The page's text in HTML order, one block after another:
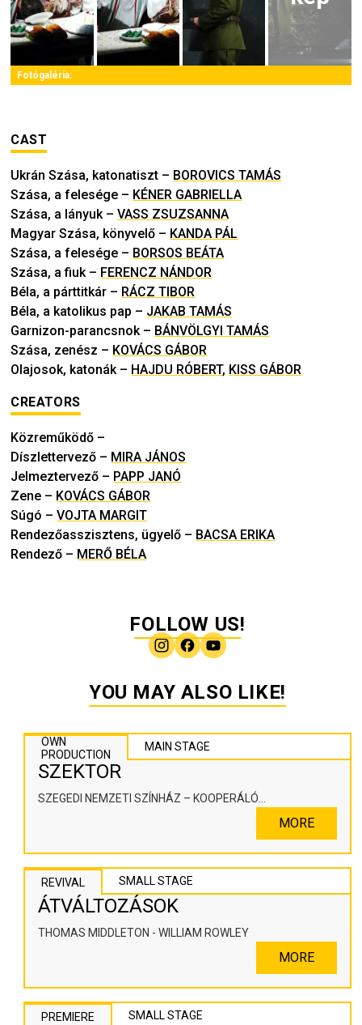
Fotógaléria:
CAST
Ukrán Szása, katonatiszt – BOROVICS TAMÁS
Szása, a felesége – KÉNER GABRIELLA
Szása, a lányuk –VASS ZSUZSANNA
Magyar Szása, könyvelő – KANDA PÁL
Szása, a felesége – BORSOS BEÁTA
Szása, a fiuk – FERENCZ NÁNDOR
Béla, a párttitkár – RÁCZ TIBOR
Béla, a katolikus pap – JAKAB TAMÁS
Garnizon-parancsnok– BÁNVÖLGYI TAMÁS
Szása, zenész – KOVÁCS GÁBOR
Olajosok, katonák– HAJDU RÓBERT, KISS GÁBOR
CREATORS
Közreműködő –
Díszlettervező – MIRA JÁNOS
Jelmeztervező – PAPP JANÓ
Zene – KOVÁCS GÁBOR
Súgó –VOJTA MARGIT
Rendezőasszisztens, ügyelő – BACSA ERIKA
Rendező – MERŐ BÉLA
FOLLOW US!
YOU MAY ALSO LIKE!
OWN
PRODUCTION
MAIN STAGE
SZEKTOR
SZEGEDI NEMZETI SZÍNHÁZ – KOOPERÁLÓ
MORE
REVIVAL SMALL STAGE
ÁTVÁLTOZÁSOK
THOMAS MIDDLETON - WILLIAM ROWLEY
MORE
PREMIERE SMALL STAGE